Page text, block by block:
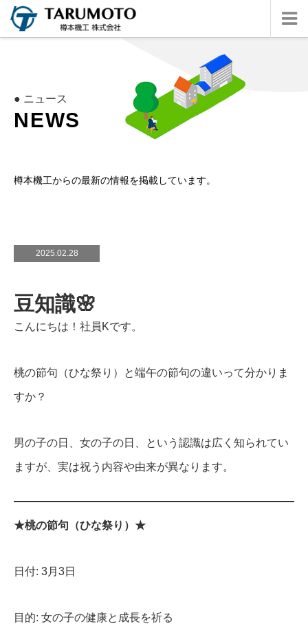
● ニュース
NEWS
樽本機工からの最新の情報を掲載しています。
2025.02.28
豆知識🌸
こんにちは！社員Kです。
桃の節句（ひな祭り）と端午の節句の違いって分かりま
すか？
男の子の日、女の子の日、という認識は広く知られてい
ますが、実は祝う内容や由来が異なります。
★桃の節句（ひな祭り）★
日付: 3月3日
目的: 女の子の健康と成長を祈る